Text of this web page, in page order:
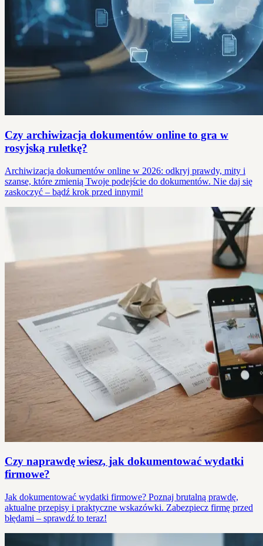
Czy archiwizacja dokumentów online to gra w
rosyjską ruletkę?
Archiwizacja dokumentów online w 2026: odkryj prawdy, mity i
szanse, które zmienią Twoje podejście do dokumentów. Nie daj się
zaskoczyć – bądź krok przed innymi!
Czy naprawdę wiesz, jak dokumentować wydatki
firmowe?
Jak dokumentować wydatki firmowe? Poznaj brutalną prawdę,
aktualne przepisy i praktyczne wskazówki. Zabezpiecz firmę przed
błędami – sprawdź to teraz!